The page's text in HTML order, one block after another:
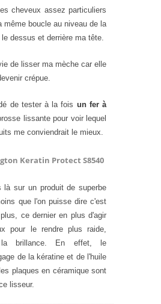
cheveux assez particuliers
même boucle au niveau de la
dessus et derrière ma tête.
de lisser ma mèche car elle
crépue.
de tester à la fois un fer à
lissante pour voir lequel
me conviendrait le mieux.
Keratin Protect S8540
là sur un produit de superbe
que l'on puisse dire c'est
ce dernier en plus d'agir
pour le rendre plus raide,
brillance. En effet, le
de la kératine et de l'huile
plaques en céramique sont
lisseur.